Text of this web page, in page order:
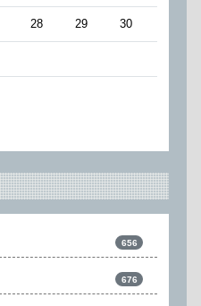
28 29 30
656
676